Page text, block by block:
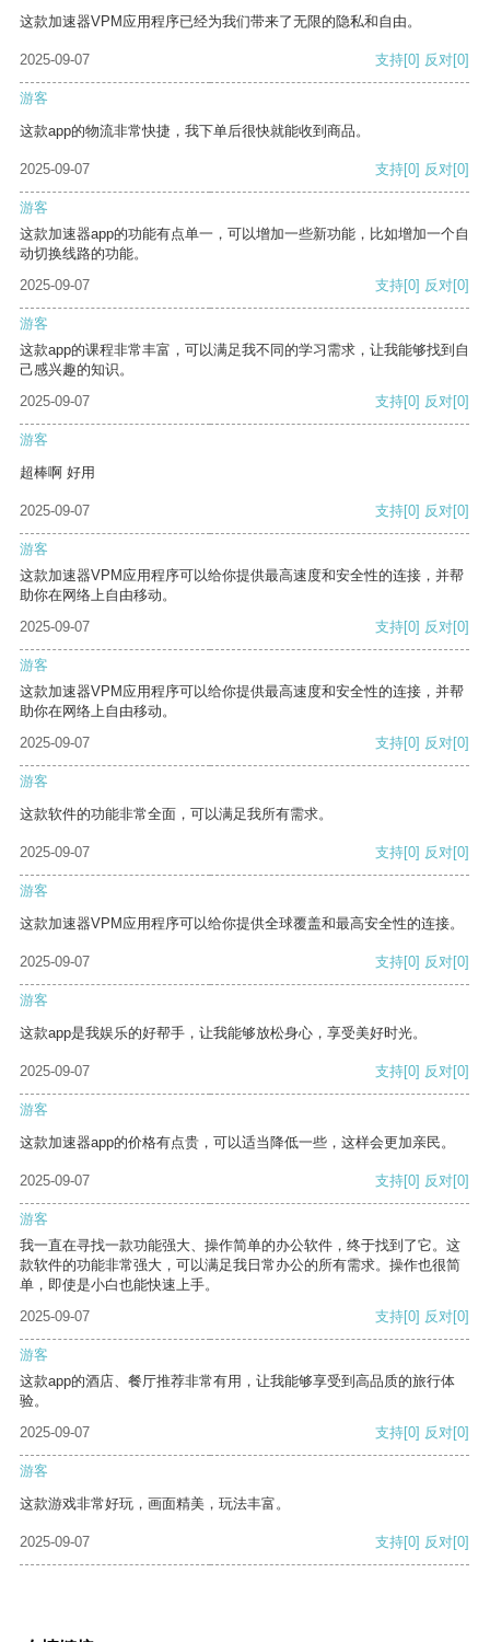
这款加速器VPM应用程序已经为我们带来了无限的隐私和自由。
2025-09-07 支持[0] 反对[0]
游客
这款app的物流非常快捷，我下单后很快就能收到商品。
2025-09-07 支持[0] 反对[0]
游客
这款加速器app的功能有点单一，可以增加一些新功能，比如增加一个自
动切换线路的功能。
2025-09-07
支持[0] 反对[0]
游客
这款app的课程非常丰富，可以满足我不同的学习需求，让我能够找到自
己感兴趣的知识。
2025-09-07
支持[0] 反对[0]
游客
超棒啊 好用
2025-09-07 支持[0] 反对[0]
游客
这款加速器VPM应用程序可以给你提供最高速度和安全性的连接，并帮
助你在网络上自由移动。
2025-09-07
支持[0] 反对[0]
游客
这款加速器VPM应用程序可以给你提供最高速度和安全性的连接，并帮
助你在网络上自由移动。
2025-09-07
支持[0] 反对[0]
游客
这款软件的功能非常全面，可以满足我所有需求。
2025-09-07 支持[0] 反对[0]
游客
这款加速器VPM应用程序可以给你提供全球覆盖和最高安全性的连接。
2025-09-07 支持[0] 反对[0]
游客
这款app是我娱乐的好帮手，让我能够放松身心，享受美好时光。
2025-09-07 支持[0] 反对[0]
游客
这款加速器app的价格有点贵，可以适当降低一些，这样会更加亲民。
2025-09-07 支持[0] 反对[0]
游客
我一直在寻找一款功能强大、操作简单的办公软件，终于找到了它。这
款软件的功能非常强大，可以满足我日常办公的所有需求。操作也很简
单，即使是小白也能快速上手。
2025-09-07
支持[0] 反对[0]
游客
这款app的酒店、餐厅推荐非常有用，让我能够享受到高品质的旅行体
验。
2025-09-07
支持[0] 反对[0]
游客
这款游戏非常好玩，画面精美，玩法丰富。
2025-09-07 支持[0] 反对[0]